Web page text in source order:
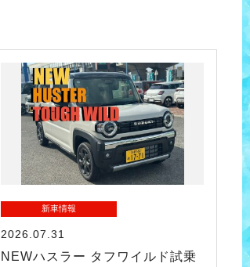
新車情報
2026.07.31
NEWハスラー タフワイルド試乗